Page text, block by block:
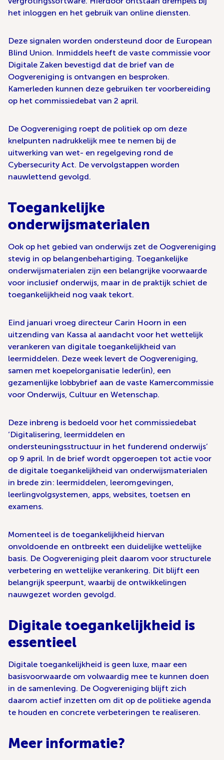
het inloggen en het gebruik van online diensten.
Deze signalen worden ondersteund door de European
Blind Union. Inmiddels heeft de vaste commissie voor
Digitale Zaken bevestigd dat de brief van de
Oogvereniging is ontvangen en besproken.
Kamerleden kunnen deze gebruiken ter voorbereiding
op het commissiedebat van 2 april.
De Oogvereniging roept de politiek op om deze
knelpunten nadrukkelijk mee te nemen bij de
uitwerking van wet- en regelgeving rond de
Cybersecurity Act. De vervolgstappen worden
nauwlettend gevolgd.
Toegankelijke
onderwijsmaterialen
Ook op het gebied van onderwijs zet de Oogvereniging
stevig in op belangenbehartiging. Toegankelijke
onderwijsmaterialen zijn een belangrijke voorwaarde
voor inclusief onderwijs, maar in de praktijk schiet de
toegankelijkheid nog vaak tekort.
Eind januari vroeg directeur Carin Hoorn in een
uitzending van Kassa al aandacht voor het wettelijk
verankeren van digitale toegankelijkheid van
leermiddelen. Deze week levert de Oogvereniging,
samen met koepelorganisatie Ieder(in), een
gezamenlijke lobbybrief aan de vaste Kamercommissie
voor Onderwijs, Cultuur en Wetenschap.
Deze inbreng is bedoeld voor het commissiedebat
‘Digitalisering, leermiddelen en
ondersteuningsstructuur in het funderend onderwijs’
op 9 april. In de brief wordt opgeroepen tot actie voor
de digitale toegankelijkheid van onderwijsmaterialen
in brede zin: leermiddelen, leeromgevingen,
leerlingvolgsystemen, apps, websites, toetsen en
examens.
Momenteel is de toegankelijkheid hiervan
onvoldoende en ontbreekt een duidelijke wettelijke
basis. De Oogvereniging pleit daarom voor structurele
verbetering en wettelijke verankering. Dit blijft een
belangrijk speerpunt, waarbij de ontwikkelingen
nauwgezet worden gevolgd.
Digitale toegankelijkheid is
essentieel
Digitale toegankelijkheid is geen luxe, maar een
basisvoorwaarde om volwaardig mee te kunnen doen
in de samenleving. De Oogvereniging blijft zich
daarom actief inzetten om dit op de politieke agenda
te houden en concrete verbeteringen te realiseren.
Meer informatie?